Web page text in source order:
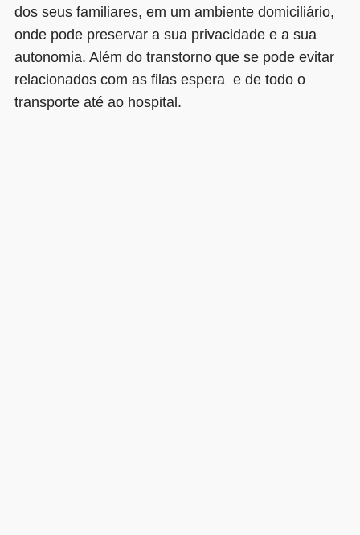
dos seus familiares, em um ambiente domiciliário,
onde pode preservar a sua privacidade e a sua
autonomia. Além do transtorno que se pode evitar
relacionados com as filas espera e de todo o
transporte até ao hospital.